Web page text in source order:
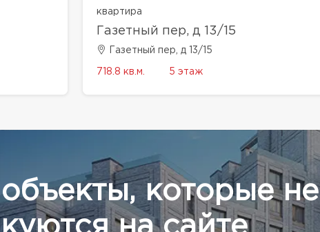
квартира
Газетный пер, д 13/15
Газетный пер, д 13/15
718.8 кв.м. 5 этаж
которые не